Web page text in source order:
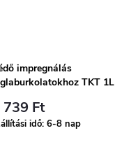
impregnálás
TKT 1L
739 Ft
idő: 6-8 nap